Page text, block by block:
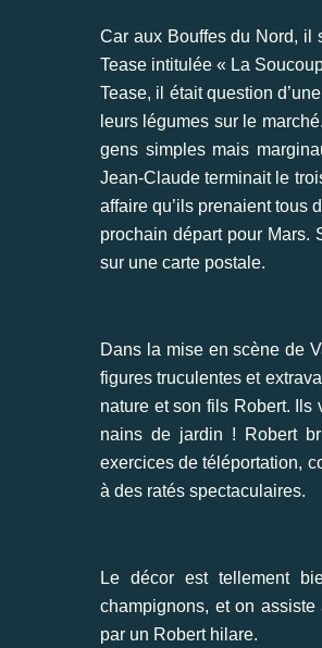
Car aux Bouffes du Nord, il
Tease intitulée « La
Tease, il était question
leurs légumes sur le
gens simples mais
Jean-Claude terminait le
affaire qu’ils prenaient tous
prochain départ pour Mars.
sur une carte postale.
Dans la mise en scène de
figures truculentes et
nature et son fils Robert.
nains de jardin ! Robert
exercices de téléportation,
à des ratés spectaculaires.
Le décor est tellement
champignons, et on
par un Robert hilare.